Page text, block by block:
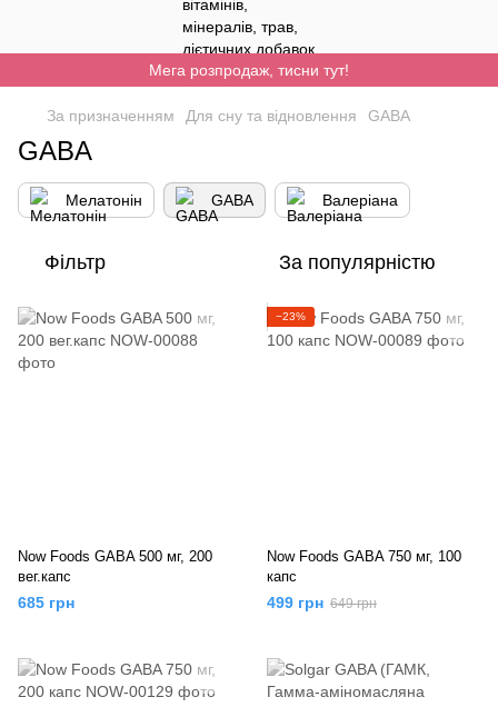
Мега розпродаж, тисни тут!
За призначенням Для сну та відновлення GABA
GABA
Мелатонін GABA Валеріана
Фільтр За популярністю
Now Foods GABA 500 мг, 200
вег.капс
685 грн
−23%
Now Foods GABA 750 мг, 100
капс
499 грн 649 грн